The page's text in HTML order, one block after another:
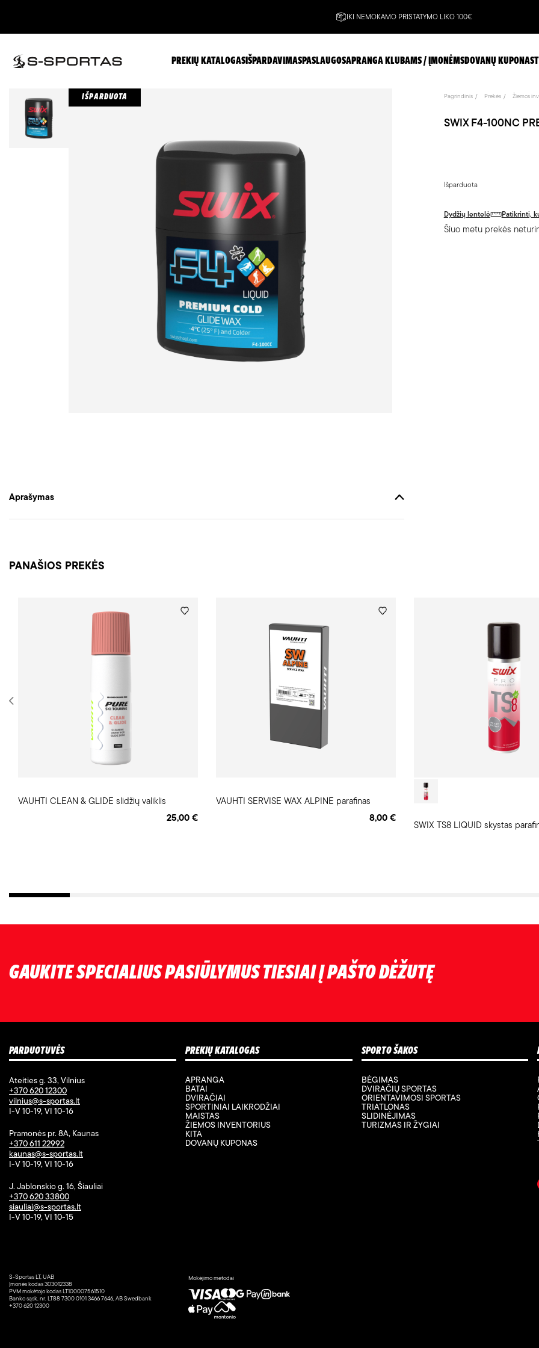
IKI NEMOKAMO PRISTATYMO LIKO 100€
PREKIŲ KATALOGASIŠPARDAVIMASPASLAUGOSAPRANGA KLUBAMS / ĮMONĖMSDOVANŲ KUPONAS
IŠPARDUOTA
Aprašymas
Pagrindinis Prekės Žiemos
SWIX F4-100NC
Išparduota
Dydžių lentelė Patikrinti,
Šiuo metu prekės
PANAŠIOS PREKĖS
VAUHTI CLEAN & GLIDE slidžių valiklis
25,00 €
VAUHTI SERVISE WAX ALPINE parafinas
8,00 €
SWIX TS8 LIQUID skystas
GAUKITE SPECIALIUS PASIŪLYMUS TIESIAI Į PAŠTO DĖŽUTĘ
PARDUOTUVĖS
Ateities g. 33, Vilnius
+370 620 12300
vilnius@s-sportas.lt
I-V 10-19, VI 10-16
Pramonės pr. 8A, Kaunas
+370 611 22992
kaunas@s-sportas.lt
I-V 10-19, VI 10-16
J. Jablonskio g. 16, Šiauliai
+370 620 33800
siauliai@s-sportas.lt
I-V 10-19, VI 10-15
PREKIŲ KATALOGAS
APRANGA
BATAI
DVIRAČIAI
SPORTINIAI LAIKRODŽIAI
MAISTAS
ŽIEMOS INVENTORIUS
KITA
DOVANŲ KUPONAS
SPORTO ŠAKOS
BĖGIMAS
DVIRAČIŲ SPORTAS
ORIENTAVIMOSI SPORTAS
TRIATLONAS
SLIDINĖJIMAS
TURIZMAS IR ŽYGIAI
S-Sportas LT, UAB
Įmonės kodas 303012338
PVM mokėtojo kodas LT100007561510
Banko sąsk. nr. LT88 7300 0101 3466 7646, AB Swedbank
+370 620 12300
Mokėjimo metodai